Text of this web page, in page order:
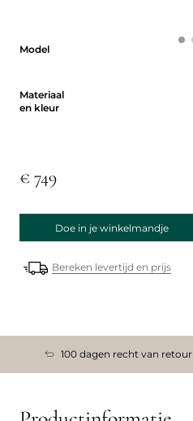
Model
Materiaal
en kleur
€ 749
Doe in je winkelmandje
Bereken levertijd en prijs
100 dagen recht van retour